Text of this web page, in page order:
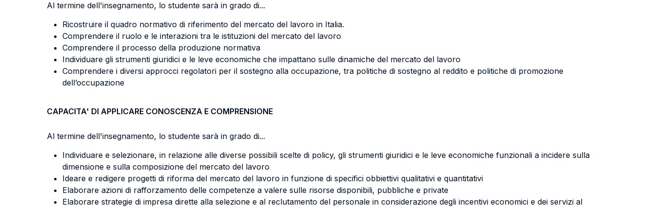
Al termine dell'insegnamento, lo studente sarà in grado di...
Ricostruire il quadro normativo di riferimento del mercato del lavoro in Italia.
Comprendere il ruolo e le interazioni tra le istituzioni del mercato del lavoro
Comprendere il processo della produzione normativa
Individuare gli strumenti giuridici e le leve economiche che impattano sulle dinamiche del mercato del lavoro
Comprendere i diversi approcci regolatori per il sostegno alla occupazione, tra politiche di sostegno al reddito e politiche di promozione
dell’occupazione
CAPACITA' DI APPLICARE CONOSCENZA E COMPRENSIONE
Al termine dell'insegnamento, lo studente sarà in grado di...
Individuare e selezionare, in relazione alle diverse possibili scelte di policy, gli strumenti giuridici e le leve economiche funzionali a incidere sulla
dimensione e sulla composizione del mercato del lavoro
Ideare e redigere progetti di riforma del mercato del lavoro in funzione di specifici obbiettivi qualitativi e quantitativi
Elaborare azioni di rafforzamento delle competenze a valere sulle risorse disponibili, pubbliche e private
Elaborare strategie di impresa dirette alla selezione e al reclutamento del personale in considerazione degli incentivi economici e dei servizi al